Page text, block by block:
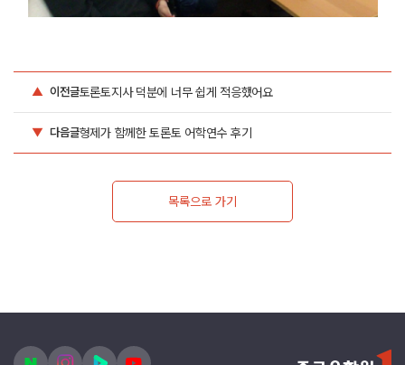
▲ 이전글토론토지사 덕분에 너무 쉽게 적응했어요
▼ 다음글형제가 함께한 토론토 어학연수 후기
목록으로 가기